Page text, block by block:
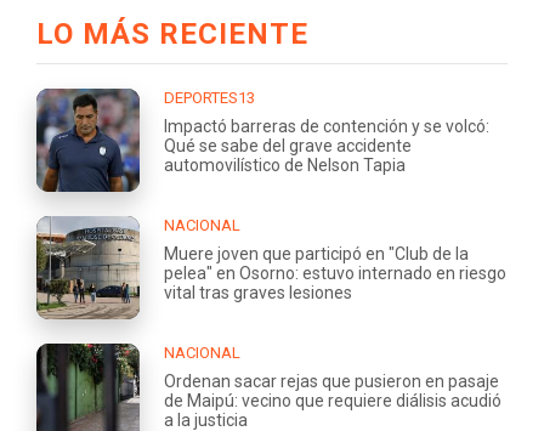
LO MÁS RECIENTE
DEPORTES13
Impactó barreras de contención y se volcó:
Qué se sabe del grave accidente
automovilístico de Nelson Tapia
NACIONAL
Muere joven que participó en "Club de la
pelea" en Osorno: estuvo internado en riesgo
vital tras graves lesiones
NACIONAL
Ordenan sacar rejas que pusieron en pasaje
de Maipú: vecino que requiere diálisis acudió
a la justicia